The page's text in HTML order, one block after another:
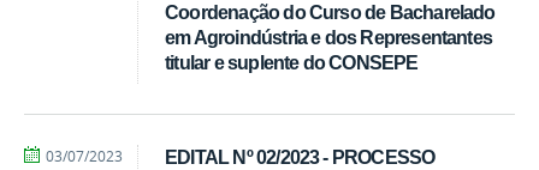
Coordenação do Curso de Bacharelado
em Agroindústria e dos Representantes
titular e suplente do CONSEPE
EDITAL Nº 02/2023 - PROCESSO
por
publicado
03/07/2023